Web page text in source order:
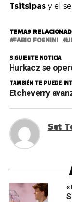
Tsitsipasy el
TEMAS
FABIO FOGNINI
SIGUIENTE NOTICIA
Hurkacz se
TAMBIÉN TE PUEDE
Etcheverry
Set